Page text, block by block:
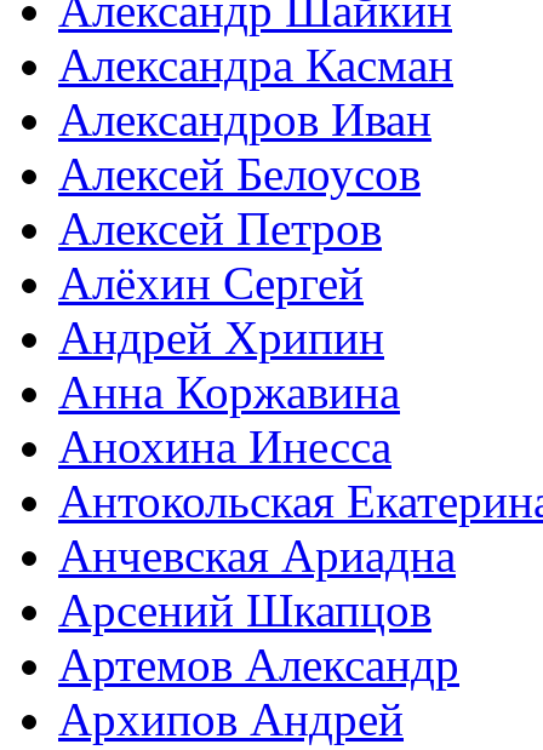
Александр Шайкин
Александра Касман
Александров Иван
Алексей Белоусов
Алексей Петров
Алёхин Сергей
Андрей Хрипин
Анна Коржавина
Анохина Инесса
Антокольская
Анчевская Ариадна
Арсений Шкапцов
Артемов Александр
Архипов Андрей